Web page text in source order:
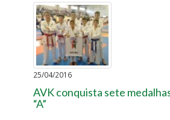
25/04/2016
AVK conquista sete
“A”